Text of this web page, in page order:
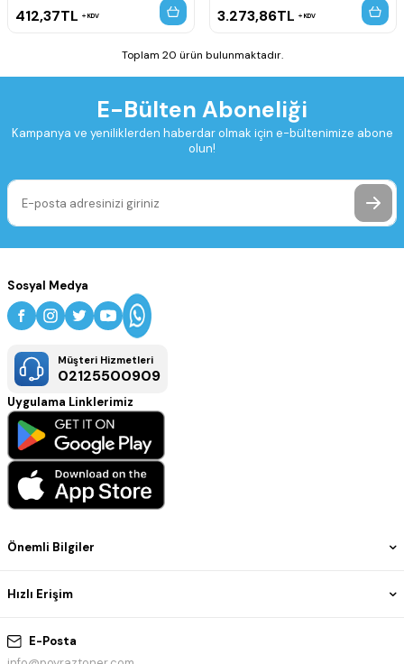
412,37TL KDV 3.273,86TL KDV
Toplam 20 ürün bulunmaktadır.
E-Bülten Aboneliği
Kampanya ve yeniliklerden haberdar olmak için e-bültenimize abone
olun!
E-Posta
Önemli Bilgiler
Hızlı Erişim
Sosyal Medya
Müşteri Hizmetleri
02125500909
Uygulama Linklerimiz